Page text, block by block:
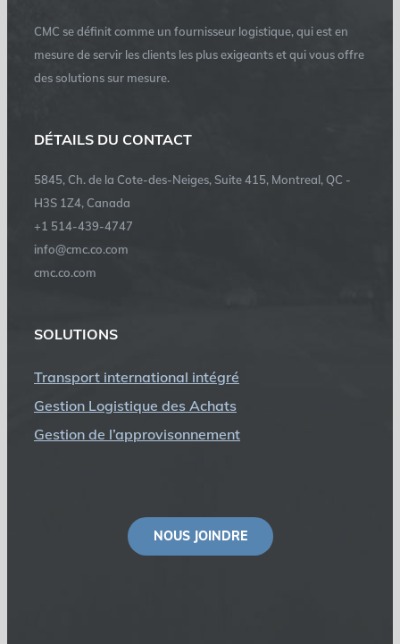
CMC se définit comme un fournisseur logistique, qui est en
mesure de servir les clients les plus exigeants et qui vous offre
des solutions sur mesure.
DÉTAILS DU CONTACT
5845, Ch. de la Cote-des-Neiges, Suite 415, Montreal, QC -
H3S 1Z4, Canada
+1 514-439-4747
info@cmc.co.com
cmc.co.com
SOLUTIONS
Transport international intégré
Gestion Logistique des Achats
Gestion de l’approvisonnement
NOUS JOINDRE